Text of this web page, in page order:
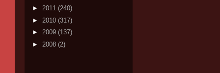
► 2011 (240)
► 2010 (317)
► 2009 (137)
► 2008 (2)